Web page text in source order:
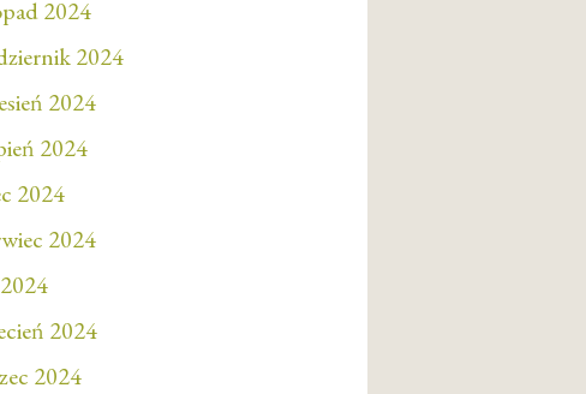
2024
2024
2024
2024
2024
2024
2024
2024